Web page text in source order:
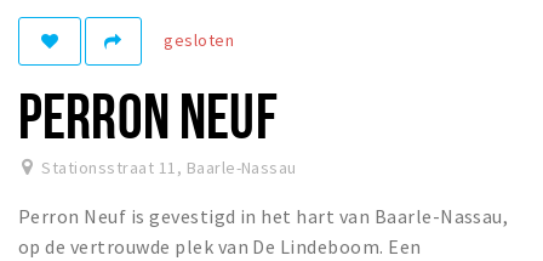
Woonruimte
Inschrijven gemeente
Zorgverzekering
Huisarts en eerste hulp
Q&A
KORTING
gesloten
PERRON NEUF
Stationsstraat 11, Baarle-Nassau
Perron Neuf is gevestigd in het hart van Baarle-Nassau,
op de vertrouwde plek van De Lindeboom. Een